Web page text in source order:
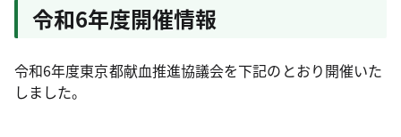
令和6年度開催情報
令和6年度東京都献血推進協議会を下記のとおり開催いた
しました。